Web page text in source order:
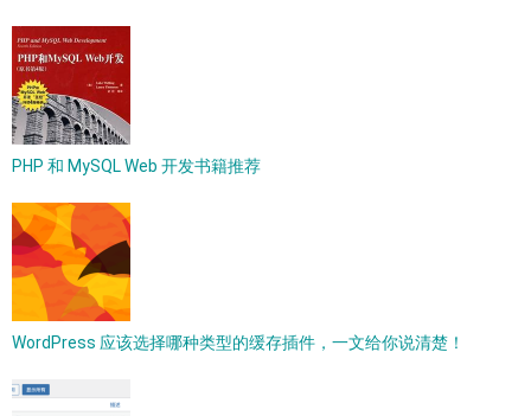
PHP 和 MySQL Web 开发书籍推荐
WordPress 应该选择哪种类型的缓存插件，一文给你说清楚！